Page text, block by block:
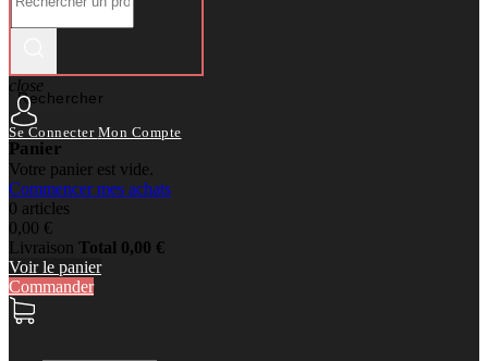
Rechercher
close
Se Connecter Mon Compte
Panier
Votre panier est vide.
Commencer mes achats
0 articles
0,00 €
Livraison Total 0,00 €
Voir le panier
Commander